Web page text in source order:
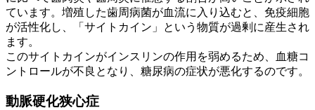
ています。増殖した歯周病菌が血流に入り込むと、免疫細胞
が活性化し、「サイトカイン」という物質が過剰に産生され
ます。
このサイトカインがインスリンの作用を弱めるため、血糖コ
ントロールが不良となり、糖尿病の症状が悪化するのです。
動脈硬化狭心症